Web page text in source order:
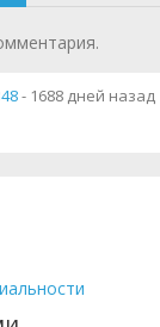
- 1688 дней назад